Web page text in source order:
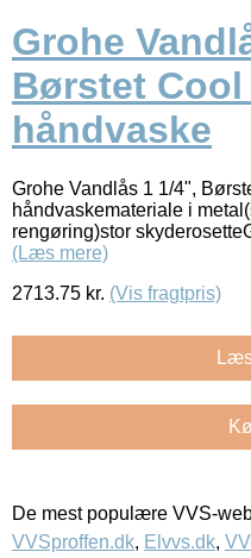
Grohe
Børstet
håndvaske
Grohe Vandlås 1 1/4",
håndvaskemateriale i
rengøring)stor
(Læs mere)
2713.75 kr. (Vis fragtpris)
De mest populære VVS-
VVSproffen.dk, Elvvs.dk,